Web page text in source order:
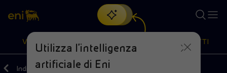
CercaVISIONE PRODOTTI
Indietro Media News
Utilizza l'intelligenza
artificiale di Eni